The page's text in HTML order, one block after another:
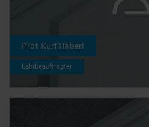
Prof. Kurt Häberl
Lehrbeauftragter